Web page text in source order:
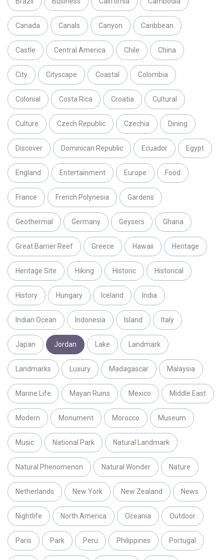
Canada Canals Canyon Caribbean
Castle Central America Chile China
City Cityscape Coastal Colombia
Colonial Costa Rica Croatia Cultural
Culture Czech Republic Czechia Dining
Discover Dominican Republic Ecuador Egypt
England Entertainment Europe Food
France French Polynesia Gardens
Geothermal Germany Geysers Ghana
Great Barrier Reef Greece Hawaii Heritage
Heritage Site Hiking Historic Historical
History Hungary Iceland India
Indian Ocean Indonesia Island Italy
Japan Jordan Lake Landmark
Landmarks Luxury Madagascar Malaysia
Marine Life Mayan Ruins Mexico Middle East
Modern Monument Morocco Museum
Music National Park Natural Landmark
Natural Phenomenon Natural Wonder Nature
Netherlands New York New Zealand News
Nightlife North America Oceania Outdoor
Paris Park Peru Philippines Portugal